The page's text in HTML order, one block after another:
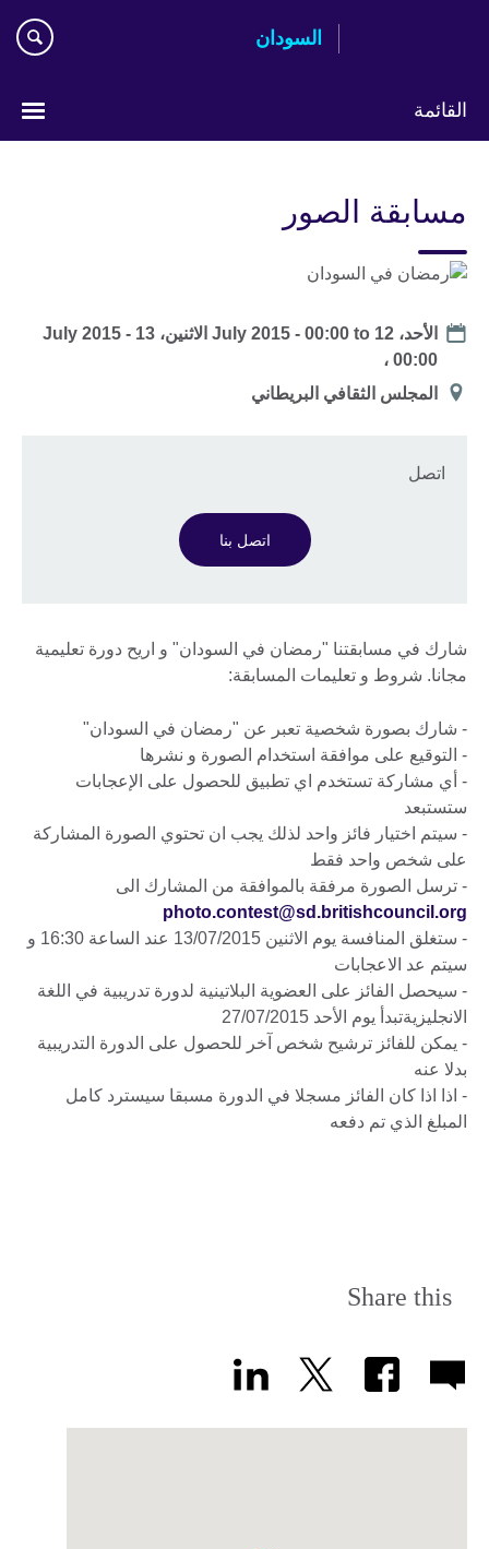
السودان
القائمة
مسابقة الصور
Date
الأحد، 12 July 2015 - 00:00 to
الاثنين، 13 July 2015 -
00:00 ،
Location
المجلس الثقافي البريطاني
اتصل
اتصل بنا
شارك في مسابقتنا "رمضان في السودان" و اريح دورة تعليمية
مجانا. شروط و تعليمات المسابقة:
- شارك بصورة شخصية تعبر عن "رمضان في السودان"
- التوقيع على موافقة استخدام الصورة و نشرها
- أي مشاركة تستخدم اي تطبيق للحصول على الإعجابات
ستستبعد
- سيتم اختيار فائز واحد لذلك يجب ان تحتوي الصورة المشاركة
على شخص واحد فقط
- ترسل الصورة مرفقة بالموافقة من المشارك الى
photo.contest@sd.britishcouncil.org
- ستغلق المنافسة يوم الاثنين 13/07/2015 عند الساعة 16:30 و
سيتم عد الاعجابات
- سيحصل الفائز على العضوية البلاتينية لدورة تدريبية في اللغة
الانجليزيةتبدأ يوم الأحد 27/07/2015
- يمكن للفائز ترشيح شخص آخر للحصول على الدورة التدريبية
بدلا عنه
- اذا اذا كان الفائز مسجلا في الدورة مسبقا سيسترد كامل
المبلغ الذي تم دفعه
Share this